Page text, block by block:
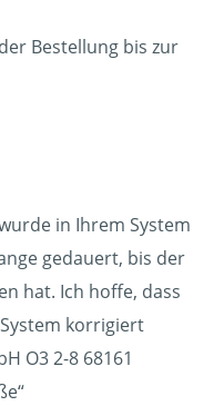
Bestellung bis zur
in Ihrem System
gedauert, bis der
hat. Ich hoffe, dass
korrigiert
O3 2-8 68161